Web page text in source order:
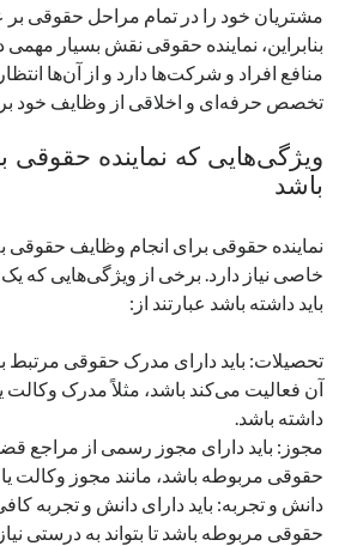
فوریه 2025
ژانویه 2025
دسامبر 2024
نوامبر 2024
سپتامبر 2024
آگوست 2024
ژوئن 2024
می 2024
آوریل 2024
فوریه 2024
ژانویه 2024
دسامبر 2023
نوامبر 2023
اکتبر 2023
سپتامبر 2023
آگوست 2023
مشتریان خود را در تمام مراحل حقوقی بر
بنابراین، نماینده حقوقی نقش بسیار
منافع افراد و شرکت‌ها دارد و از آن‌ها
تخصص حرفه‌ای و اخلاقی از وظایف خود
ویژگی‌هایی که نماینده حقوقی
باشد
نماینده حقوقی برای انجام وظایف حقوقی
خاصی نیاز دارد. برخی از ویژگی‌هایی که
باید داشته باشد عبارتند از:
تحصیلات: باید دارای مدرک حقوقی مرتبط
آن فعالیت می‌کند باشد، مثلاً مدرک
داشته باشد.
مجوز: باید دارای مجوز رسمی از مراجع
حقوقی مربوطه باشد، مانند مجوز وکالت
دانش و تجربه: باید دارای دانش و تجربه
حقوقی مربوطه باشد تا بتواند به درستی